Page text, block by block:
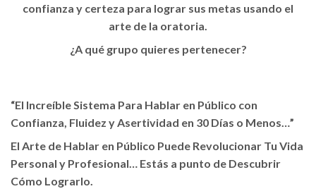
confianza y certeza para lograr sus metas usando el
arte de la oratoria.
¿A qué grupo quieres pertenecer?
“El Increíble Sistema Para Hablar en Público con
Confianza, Fluidez y Asertividad en 30 Días o Menos…”
El Arte de Hablar en Público Puede Revolucionar Tu Vida
Personal y Profesional… Estás a punto de Descubrir
Cómo Lograrlo.